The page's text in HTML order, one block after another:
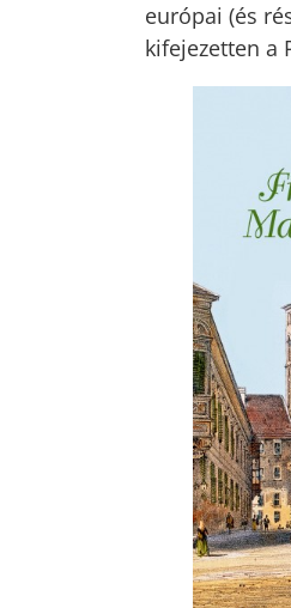
európai (és
kifejezetten a